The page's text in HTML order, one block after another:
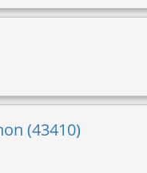
(43410)